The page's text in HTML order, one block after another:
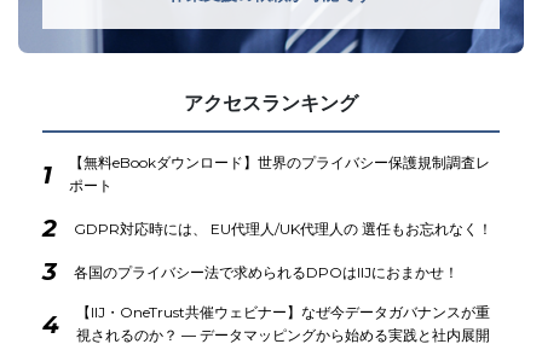
アクセスランキング
1
【無料eBookダウンロード】世界のプライバシー保護規制調査レ
ポート
2 GDPR対応時には、 EU代理人/UK代理人の 選任もお忘れなく！
3 各国のプライバシー法で求められるDPOはIIJにおまかせ！
4
【IIJ・OneTrust共催ウェビナー】なぜ今データガバナンスが重
視されるのか？ ― データマッピングから始める実践と社内展開